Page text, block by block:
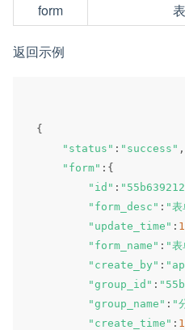
form
返回示例
{
"status" : "success" ,
"form" : {
"id" :
"form_desc" : "表
"update_time" :
"form_name" : "表
"create_by" :
"group_id" :
"group_name" : "
"create_time" :